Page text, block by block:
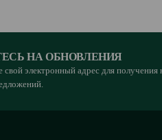
НА ОБНОВЛЕНИЯ
свой электронный адрес для получения